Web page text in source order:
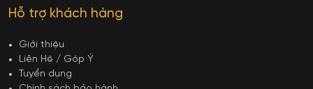
Hỗ trợ khách hàng
Giới thiệu
Liên Hệ / Góp Ý
Tuyển dụng